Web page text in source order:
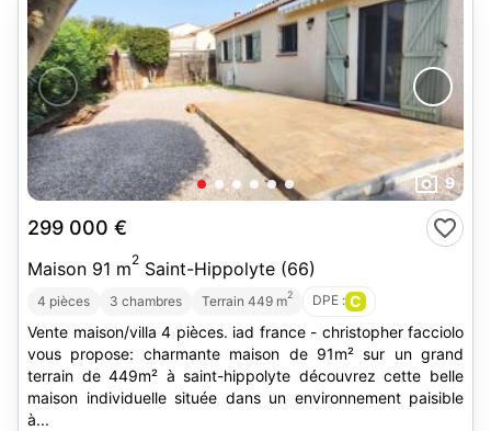
9
299 000 €
Maison 91 m2 Saint-Hippolyte (66)
4 pièces 3 chambres Terrain 449 m2 DPE : C
Vente maison/villa 4 pièces. iad france - christopher facciolo
vous propose: charmante maison de 91m² sur un grand
terrain de 449m² à saint-hippolyte découvrez cette belle
maison individuelle située dans un environnement paisible
à...